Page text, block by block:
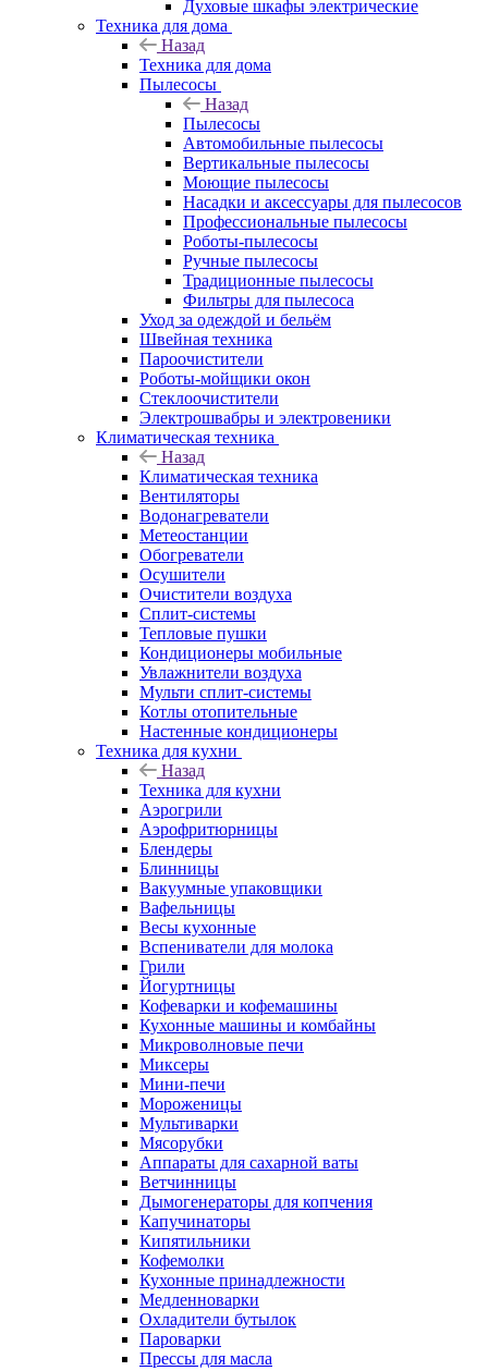
Духовые шкафы электрические
Техника для дома
Назад
Техника для дома
Пылесосы
Назад
Пылесосы
Автомобильные пылесосы
Вертикальные пылесосы
Моющие пылесосы
Насадки и аксессуары для пылесосов
Профессиональные пылесосы
Роботы-пылесосы
Ручные пылесосы
Традиционные пылесосы
Фильтры для пылесоса
Уход за одеждой и бельём
Швейная техника
Пароочистители
Роботы-мойщики окон
Стеклоочистители
Электрошвабры и электровеники
Климатическая техника
Назад
Климатическая техника
Вентиляторы
Водонагреватели
Метеостанции
Обогреватели
Осушители
Очистители воздуха
Сплит-системы
Тепловые пушки
Кондиционеры мобильные
Увлажнители воздуха
Мульти сплит-системы
Котлы отопительные
Настенные кондиционеры
Техника для кухни
Назад
Техника для кухни
Аэрогрили
Аэрофритюрницы
Блендеры
Блинницы
Вакуумные упаковщики
Вафельницы
Весы кухонные
Вспениватели для молока
Грили
Йогуртницы
Кофеварки и кофемашины
Кухонные машины и комбайны
Микроволновые печи
Миксеры
Мини-печи
Мороженицы
Мультиварки
Мясорубки
Аппараты для сахарной ваты
Ветчинницы
Дымогенераторы для копчения
Капучинаторы
Кипятильники
Кофемолки
Кухонные принадлежности
Медленноварки
Охладители бутылок
Пароварки
Прессы для масла